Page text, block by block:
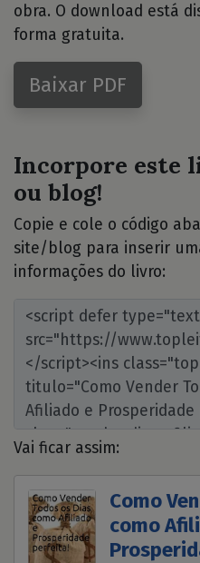
obra. O download está
forma gratuita.
Baixar PDF
Incorpore este
ou blog!
Copie e cole o código
site/blog para inserir
informações do livro:
Vai ficar assim:
Como
como